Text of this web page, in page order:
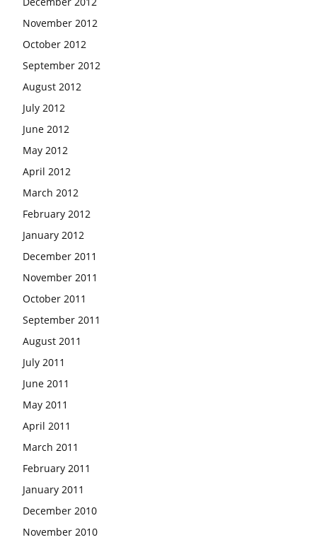
November 2012
October 2012
September 2012
August 2012
July 2012
June 2012
May 2012
April 2012
March 2012
February 2012
January 2012
December 2011
November 2011
October 2011
September 2011
August 2011
July 2011
June 2011
May 2011
April 2011
March 2011
February 2011
January 2011
December 2010
November 2010